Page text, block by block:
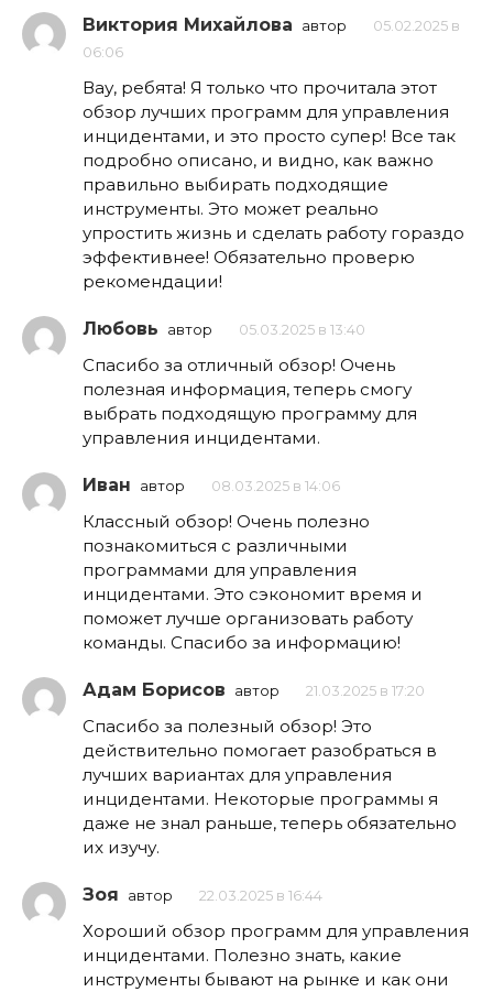
Виктория Михайлова автор
05.02.2025 в
06:06
Вау, ребята! Я только что прочитала этот
обзор лучших программ для управления
инцидентами, и это просто супер! Все так
подробно описано, и видно, как важно
правильно выбирать подходящие
инструменты. Это может реально
упростить жизнь и сделать работу гораздо
эффективнее! Обязательно проверю
рекомендации!
Любовь автор 05.03.2025 в 13:40
Спасибо за отличный обзор! Очень
полезная информация, теперь смогу
выбрать подходящую программу для
управления инцидентами.
Иван автор 08.03.2025 в 14:06
Классный обзор! Очень полезно
познакомиться с различными
программами для управления
инцидентами. Это сэкономит время и
поможет лучше организовать работу
команды. Спасибо за информацию!
Адам Борисов автор 21.03.2025 в 17:20
Спасибо за полезный обзор! Это
действительно помогает разобраться в
лучших вариантах для управления
инцидентами. Некоторые программы я
даже не знал раньше, теперь обязательно
их изучу.
Зоя автор 22.03.2025 в 16:44
Хороший обзор программ для управления
инцидентами. Полезно знать, какие
инструменты бывают на рынке и как они